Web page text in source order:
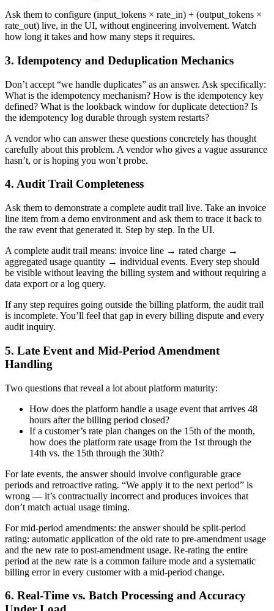
Ask them to configure (input_tokens × rate_in) + (output_tokens ×
rate_out) live, in the UI, without engineering involvement. Watch
how long it takes and how many steps it requires.
3. Idempotency and Deduplication Mechanics
Don’t accept “we handle duplicates” as an answer. Ask specifically:
What is the idempotency mechanism? How is the idempotency key
defined? What is the lookback window for duplicate detection? Is
the idempotency log durable through system restarts?
A vendor who can answer these questions concretely has thought
carefully about this problem. A vendor who gives a vague assurance
hasn’t, or is hoping you won’t probe.
4. Audit Trail Completeness
Ask them to demonstrate a complete audit trail live. Take an invoice
line item from a demo environment and ask them to trace it back to
the raw event that generated it. Step by step. In the UI.
A complete audit trail means: invoice line → rated charge →
aggregated usage quantity → individual events. Every step should
be visible without leaving the billing system and without requiring a
data export or a log query.
If any step requires going outside the billing platform, the audit trail
is incomplete. You’ll feel that gap in every billing dispute and every
audit inquiry.
5. Late Event and Mid-Period Amendment
Handling
Two questions that reveal a lot about platform maturity:
How does the platform handle a usage event that arrives 48
hours after the billing period closed?
If a customer’s rate plan changes on the 15th of the month,
how does the platform rate usage from the 1st through the
14th vs. the 15th through the 30th?
For late events, the answer should involve configurable grace
periods and retroactive rating. “We apply it to the next period” is
wrong — it’s contractually incorrect and produces invoices that
don’t match actual usage timing.
For mid-period amendments: the answer should be split-period
rating: automatic application of the old rate to pre-amendment usage
and the new rate to post-amendment usage. Re-rating the entire
period at the new rate is a common failure mode and a systematic
billing error in every customer with a mid-period change.
6. Real-Time vs. Batch Processing and Accuracy